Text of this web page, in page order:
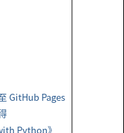
GitHub Pages
Python》